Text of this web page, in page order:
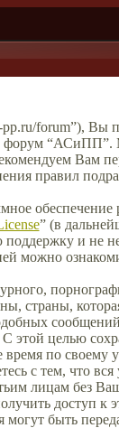
forum”), Вы
“АСиПП”.
Вам
правил
обеспечение
” (в
и не
можно
этой целью
по своему
с тем, что
лицам без
доступ к
быть